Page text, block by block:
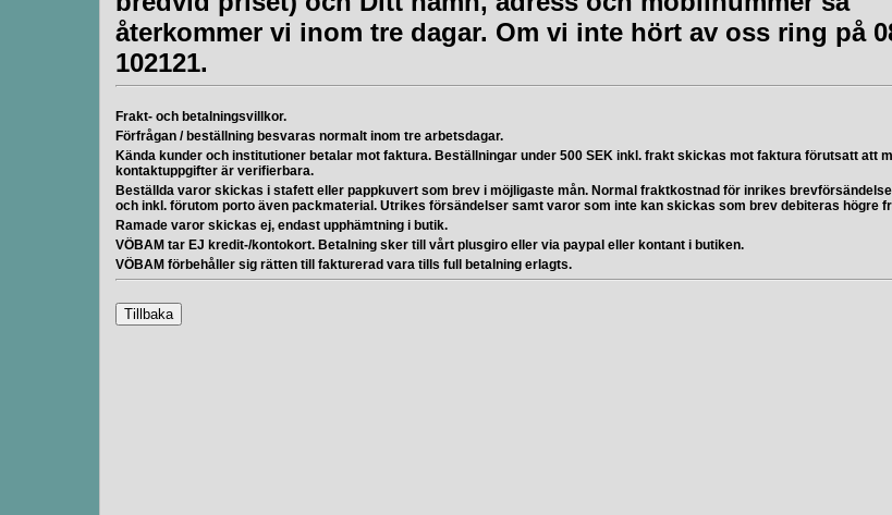
återkommer vi inom tre dagar. Om vi inte hört av oss ring på
102121.
Frakt- och betalningsvillkor.
Förfrågan / beställning besvaras normalt inom tre arbetsdagar.
Kända kunder och institutioner betalar mot faktura. Beställningar under 500 SEK inkl. frakt skickas mot faktura förutsatt att
kontaktuppgifter är verifierbara.
Beställda varor skickas i stafett eller pappkuvert som brev i möjligaste mån. Normal fraktkostnad för inrikes
och inkl. förutom porto även packmaterial. Utrikes försändelser samt varor som inte kan skickas som brev debiteras högre
Ramade varor skickas ej, endast upphämtning i butik.
VÖBAM tar EJ kredit-/kontokort. Betalning sker till vårt plusgiro eller via paypal eller kontant i butiken.
VÖBAM förbehåller sig rätten till fakturerad vara tills full betalning erlagts.